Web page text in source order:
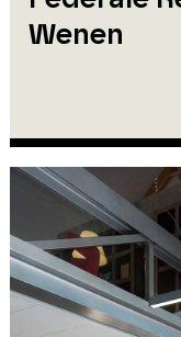
Wenen